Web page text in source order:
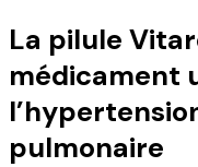
La pilule
médicament
pulmonaire